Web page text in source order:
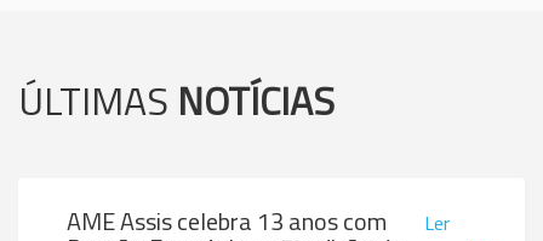
ÚLTIMAS NOTÍCIAS
AME Assis celebra 13 anos com
Ler